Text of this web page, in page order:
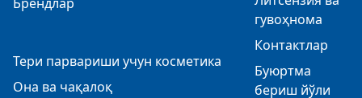
Тери парвариши учун косметика
Она ва чақалоқ
гувоҳнома
Контактлар
Буюртма
бериш йўли